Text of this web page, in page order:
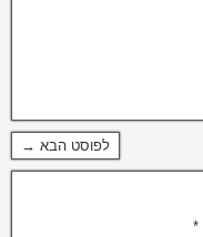
לפוסט הבא →
*